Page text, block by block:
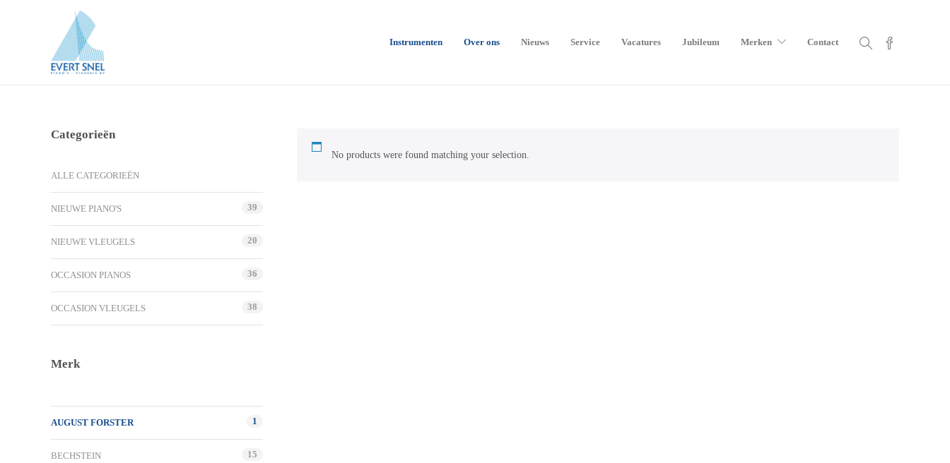
Instrumenten Over ons Nieuws Service Vacatures Jubileum Merken Contact
No products were found matching your selection.
Categorieën
ALLE CATEGORIEËN
NIEUWE PIANO'S 39
NIEUWE VLEUGELS 20
OCCASION PIANOS 36
OCCASION VLEUGELS 38
Merk
AUGUST FORSTER 1
BECHSTEIN 15